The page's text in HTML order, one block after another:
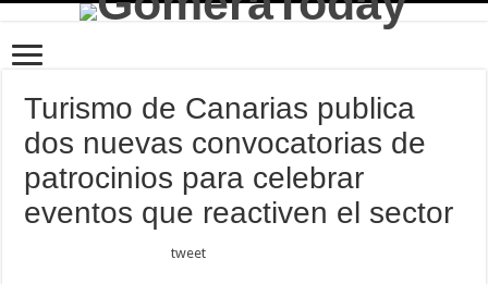
Turismo de Canarias publica
dos nuevas convocatorias de
patrocinios para celebrar
eventos que reactiven el sector
tweet